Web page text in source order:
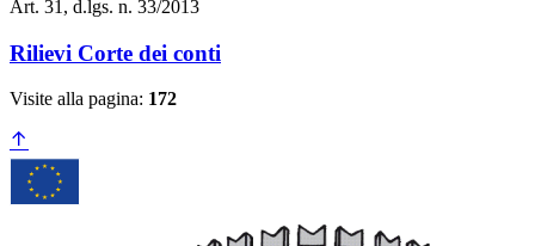
Art. 31, d.lgs. n. 33/2013
Rilievi Corte dei conti
Visite alla pagina: 172